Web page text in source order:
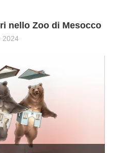
nello Zoo di Mesocco
2024